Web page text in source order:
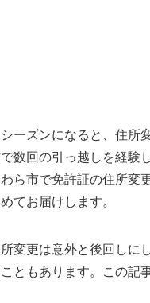
ーズンになると、住所
数回の引っ越しを経験
ら市で免許証の住所変
てお届けします。
変更は意外と後回しに
ともあります。この記